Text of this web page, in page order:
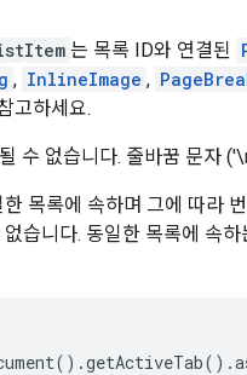
는 목록 ID와 연결된
, InlineImage ,
고하세요.
수 없습니다. 줄바꿈 문자
목록에 속하며 그에 따라
없습니다. 동일한 목록에 속
().getActiveTab().